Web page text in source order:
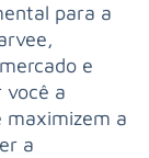
para a
e
você a
maximizem a
a